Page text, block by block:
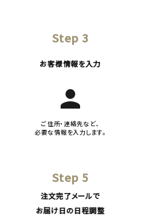
Step 3
お客様情報を入力
person
ご住所・連絡先など、
必要な情報を入力します。
Step 5
注文完了メールで
お届け日の日程調整